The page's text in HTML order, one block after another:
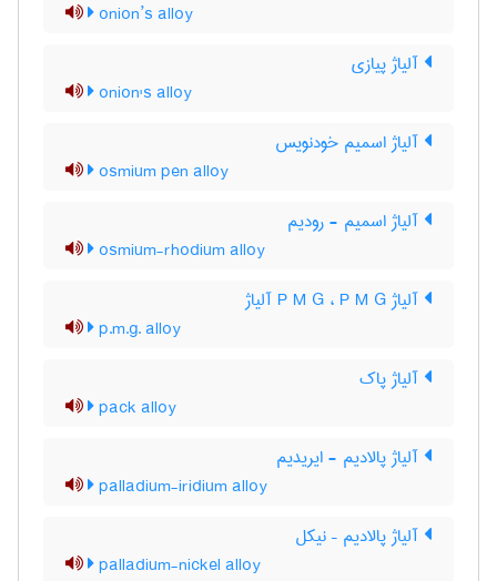
onion’s alloy
آلیاژ پیازی
onion's alloy
آلیاژ اسمیم خودنویس
osmium pen alloy
آلیاژ اسمیم - رودیم
osmium-rhodium alloy
آلیاژ P M G ، P M G آلیاژ
p.m.g. alloy
آلیاژ پاک
pack alloy
آلیاژ پالادیم - ایریدیم
palladium-iridium alloy
آلیاژ پالادیم – نیکل
palladium-nickel alloy